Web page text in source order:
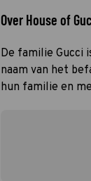
Over House of
De familie Gucci
naam van het
hun familie en